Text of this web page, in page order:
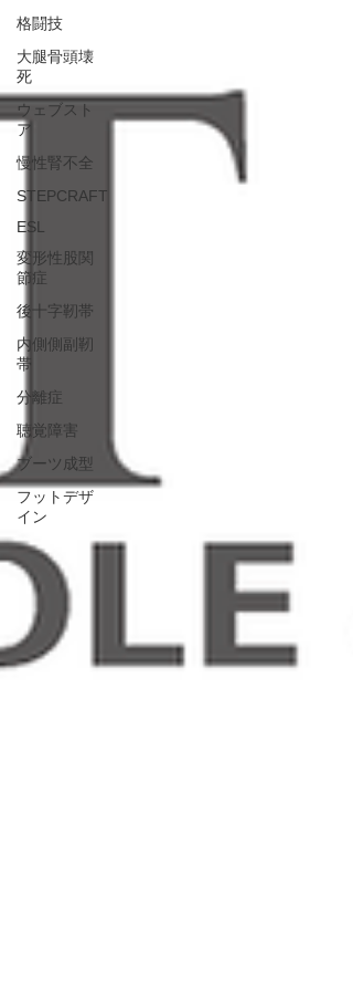
格闘技
大腿骨頭壊
死
ウェブスト
ア
慢性腎不全
STEPCRAFT
ESL
変形性股関
節症
後十字靭帯
内側側副靭
帯
分離症
聴覚障害
ブーツ成型
フットデザ
イン